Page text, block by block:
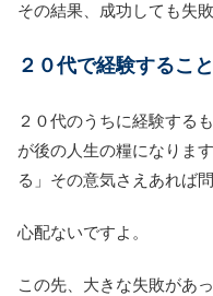
その結果、成功しても失
２０代で経験するこ
２０代のうちに経験する
が後の人生の糧になりま
る」その意気さえあれば
心配ないですよ。
この先、大きな失敗があ